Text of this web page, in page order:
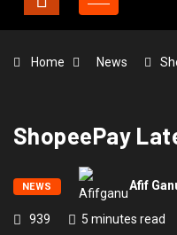
Home News
ShopeePay
NEWS Afif
939 5 minutes read